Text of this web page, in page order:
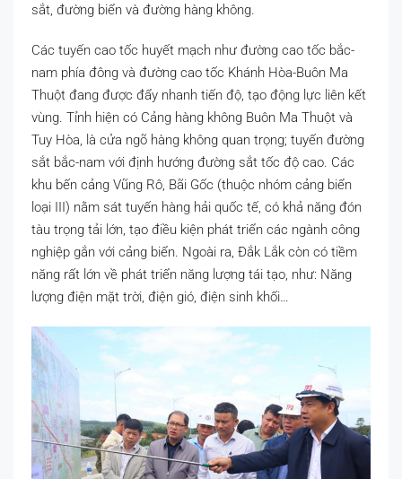
sắt, đường biển và đường hàng không.
Các tuyến cao tốc huyết mạch như đường cao tốc bắc-
nam phía đông và đường cao tốc Khánh Hòa-Buôn Ma
Thuột đang được đẩy nhanh tiến độ, tạo động lực liên kết
vùng. Tỉnh hiện có Cảng hàng không Buôn Ma Thuột và
Tuy Hòa, là cửa ngõ hàng không quan trọng; tuyến đường
sắt bắc-nam với định hướng đường sắt tốc độ cao. Các
khu bến cảng Vũng Rô, Bãi Gốc (thuộc nhóm cảng biển
loại III) nằm sát tuyến hàng hải quốc tế, có khả năng đón
tàu trọng tải lớn, tạo điều kiện phát triển các ngành công
nghiệp gắn với cảng biển. Ngoài ra, Đắk Lắk còn có tiềm
năng rất lớn về phát triển năng lượng tái tạo, như: Năng
lượng điện mặt trời, điện gió, điện sinh khối…